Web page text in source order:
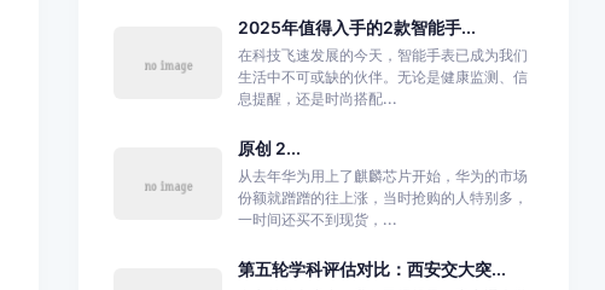
2025年值得入手的2款智能手...
在科技飞速发展的今天，智能手表已成为我们
生活中不可或缺的伙伴。无论是健康监测、信
息提醒，还是时尚搭配...
原创 2...
从去年华为用上了麒麟芯片开始，华为的市场
份额就蹭蹭的往上涨，当时抢购的人特别多，
一时间还买不到现货，...
第五轮学科评估对比：西安交大突...